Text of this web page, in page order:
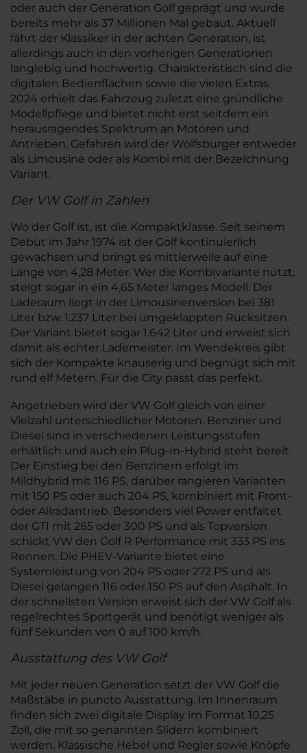
oder auch der Generation Golf geprägt und wurde
bereits mehr als 37 Millionen Mal gebaut. Aktuell
fährt der Klassiker in der achten Generation, ist
allerdings auch in den vorherigen Generationen
langlebig und hochwertig. Charakteristisch sind die
digitalen Bedienflächen sowie die vielen Extras.
2024 erhielt das Fahrzeug zuletzt eine gründliche
Modellpflege und bietet nicht erst seitdem ein
herausragendes Spektrum an Motoren und
Antrieben. Gefahren wird der Wolfsburger entweder
als Limousine oder als Kombi mit der Bezeichnung
Variant.
Der VW Golf in Zahlen
Wo der Golf ist, ist die Kompaktklasse. Seit seinem
Debüt im Jahr 1974 ist der Golf kontinuierlich
gewachsen und bringt es mittlerweile auf eine
Länge von 4,28 Meter. Wer die Kombivariante nutzt,
steigt sogar in ein 4,65 Meter langes Modell. Der
Laderaum liegt in der Limousinenversion bei 381
Liter bzw. 1.237 Liter bei umgeklappten Rücksitzen.
Der Variant bietet sogar 1.642 Liter und erweist sich
damit als echter Lademeister. Im Wendekreis gibt
sich der Kompakte knauserig und begnügt sich mit
rund elf Metern. Für die City passt das perfekt.
Angetrieben wird der VW Golf gleich von einer
Vielzahl unterschiedlicher Motoren. Benziner und
Diesel sind in verschiedenen Leistungsstufen
erhältlich und auch ein Plug-In-Hybrid steht bereit.
Der Einstieg bei den Benzinern erfolgt im
Mildhybrid mit 116 PS, darüber rangieren Varianten
mit 150 PS oder auch 204 PS, kombiniert mit Front-
oder Allradantrieb. Besonders viel Power entfaltet
der GTI mit 265 oder 300 PS und als Topversion
schickt VW den Golf R Performance mit 333 PS ins
Rennen. Die PHEV-Variante bietet eine
Systemleistung von 204 PS oder 272 PS und als
Diesel gelangen 116 oder 150 PS auf den Asphalt. In
der schnellsten Version erweist sich der VW Golf als
regelrechtes Sportgerät und benötigt weniger als
fünf Sekunden von 0 auf 100 km/h.
Ausstattung des VW Golf
Mit jeder neuen Generation setzt der VW Golf die
Maßstäbe in puncto Ausstattung. Im Innenraum
finden sich zwei digitale Display im Format 10,25
Zoll, die mit so genannten Slidern kombiniert
werden. Klassische Hebel und Regler sowie Knöpfe